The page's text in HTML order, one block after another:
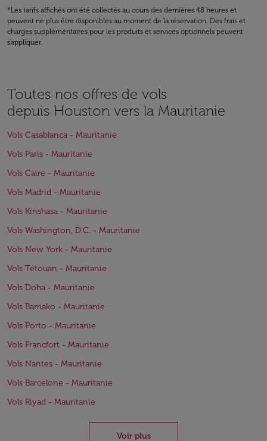
*Les tarifs affichés ont été collectés au cours des dernières 48 heures et
peuvent ne plus être disponibles au moment de la réservation. Des frais et
charges supplémentaires pour les produits et services optionnels peuvent
s'appliquer.
Toutes nos offres de vols
depuis Houston vers la Mauritanie
Vols Casablanca - Mauritanie
Vols Paris - Mauritanie
Vols Caire - Mauritanie
Vols Madrid - Mauritanie
Vols Kinshasa - Mauritanie
Vols Washington, D.C. - Mauritanie
Vols New York - Mauritanie
Vols Tétouan - Mauritanie
Vols Doha - Mauritanie
Vols Bamako - Mauritanie
Vols Porto - Mauritanie
Vols Francfort - Mauritanie
Vols Nantes - Mauritanie
Vols Barcelone - Mauritanie
Vols Riyad - Mauritanie
Voir plus